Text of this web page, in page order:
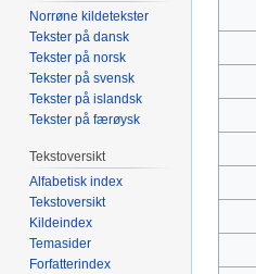
Norrøne kildetekster
Tekster på dansk
Tekster på norsk
Tekster på svensk
Tekster på islandsk
Tekster på færøysk
Tekstoversikt
Alfabetisk index
Tekstoversikt
Kildeindex
Temasider
Forfatterindex